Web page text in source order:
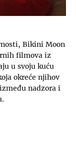
Bikini Moon
filmova iz
u svoju kuću
okreće njihov
nadzora i